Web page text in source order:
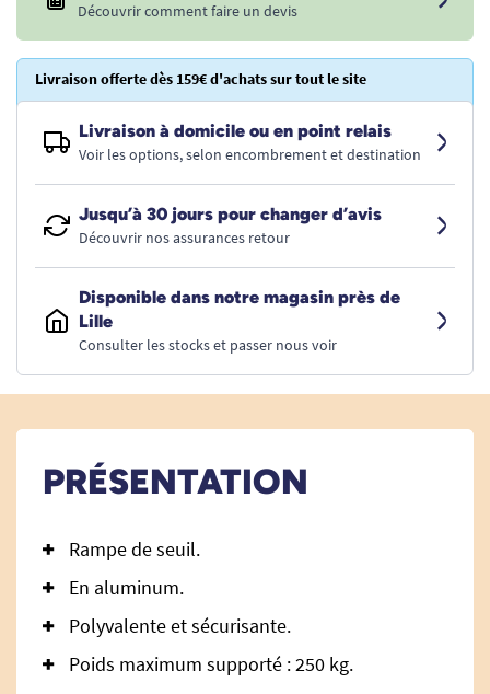
Découvrir comment faire un devis
Livraison offerte dès 159€ d'achats sur tout le site
Livraison à domicile ou en point relais
Voir les options, selon encombrement et destination
Jusqu’à 30 jours pour changer d’avis
Découvrir nos assurances retour
Disponible dans notre magasin près de
Lille
Consulter les stocks et passer nous voir
PRÉSENTATION
Rampe de seuil.
En aluminum.
Polyvalente et sécurisante.
Poids maximum supporté : 250 kg.